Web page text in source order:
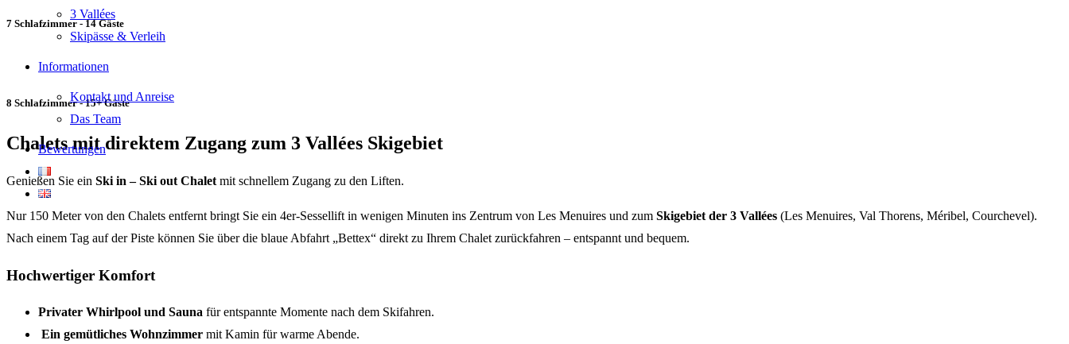
3 Vallées
Skipässe & Verleih
Informationen
Kontakt und Anreise
Das Team
Bewertungen
7 Schlafzimmer - 14 Gäste
8 Schlafzimmer - 15+ Gäste
Chalets mit direktem Zugang zum 3 Vallées Skigebiet
Genießen Sie ein Ski in – Ski out Chalet mit schnellem Zugang zu den Liften.
Nur 150 Meter von den Chalets entfernt bringt Sie ein 4er-Sessellift in wenigen Minuten ins Zentrum von Les Menuires und zum Skigebiet der 3 Vallées (Les Menuires, Val Thorens, Méribel, Courchevel).
Nach einem Tag auf der Piste können Sie über die blaue Abfahrt „Bettex“ direkt zu Ihrem Chalet zurückfahren – entspannt und bequem.
Hochwertiger Komfort
Privater Whirlpool und Sauna für entspannte Momente nach dem Skifahren.
Ein gemütliches Wohnzimmer mit Kamin für warme Abende.